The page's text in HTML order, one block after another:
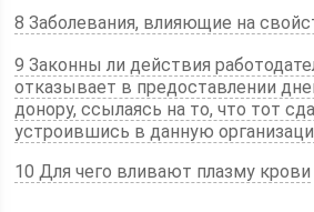
8 Заболевания, влияющие на
9 Законны ли действия
отказывает в предоставлении
донору, ссылаясь на то, что тот
устроившись в данную
10 Для чего вливают плазму крови